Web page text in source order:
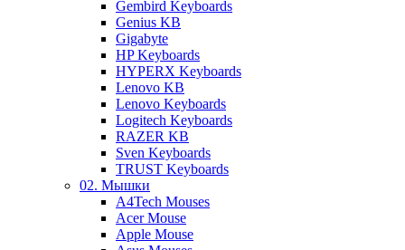
Gembird Keyboards
Genius KB
Gigabyte
HP Keyboards
HYPERX Keyboards
Lenovo KB
Lenovo Keyboards
Logitech Keyboards
RAZER KB
Sven Keyboards
TRUST Keyboards
02. Мышки
A4Tech Mouses
Acer Mouse
Apple Mouse